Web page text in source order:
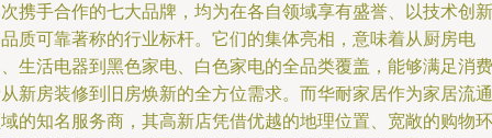
携手合作的七大品牌，均为在各自领域享有盛誉、以技术创新
质可靠著称的行业标杆。它们的集体亮相，意味着从厨房电
生活电器到黑色家电、白色家电的全品类覆盖，能够满足消费
新房装修到旧房焕新的全方位需求。而华耐家居作为家居流通
的知名服务商，其高新店凭借优越的地理位置、宽敞的购物环